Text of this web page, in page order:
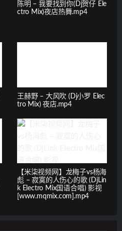
陈明 – 我要找到你(Dj贺仔 Ele
ctro Mix)夜店热舞.mp4
王赫野 – 大风吹 (Dj小罗 Elec
tro Mix) 夜店.mp4
【米柒视频网】龙梅子vs杨海
彪 – 寂寞的人伤心的歌 (DjLin
k Electro Mix国语合唱) 影视
[www.mqmix.com].mp4